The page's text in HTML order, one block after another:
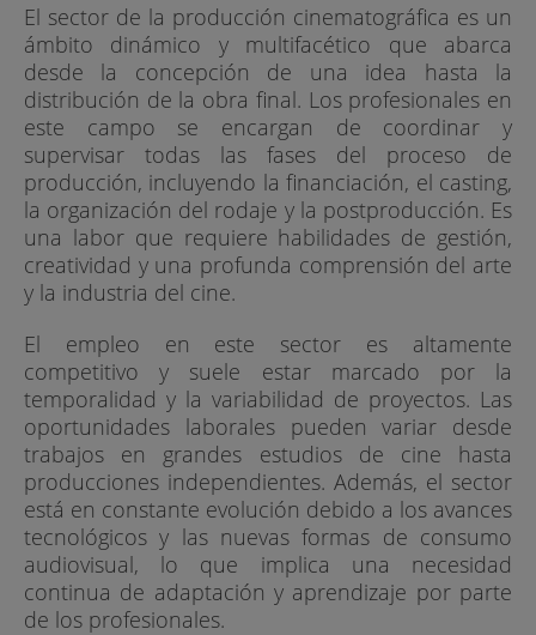
El sector de la producción cinematográfica es un
ámbito dinámico y multifacético que abarca
desde la concepción de una idea hasta la
distribución de la obra final. Los profesionales en
este campo se encargan de coordinar y
supervisar todas las fases del proceso de
producción, incluyendo la financiación, el casting,
la organización del rodaje y la postproducción. Es
una labor que requiere habilidades de gestión,
creatividad y una profunda comprensión del arte
y la industria del cine.
El empleo en este sector es altamente
competitivo y suele estar marcado por la
temporalidad y la variabilidad de proyectos. Las
oportunidades laborales pueden variar desde
trabajos en grandes estudios de cine hasta
producciones independientes. Además, el sector
está en constante evolución debido a los avances
tecnológicos y las nuevas formas de consumo
audiovisual, lo que implica una necesidad
continua de adaptación y aprendizaje por parte
de los profesionales.